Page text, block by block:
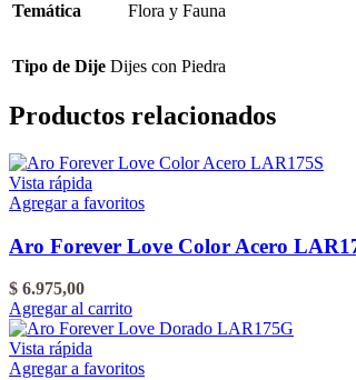
Temática Flora y Fauna
Tipo de Dije Dijes con Piedra
Productos relacionados
Vista rápida
Agregar a favoritos
Aro Forever Love Color Acero
$ 6.975,00
Agregar al carrito
Vista rápida
Agregar a favoritos